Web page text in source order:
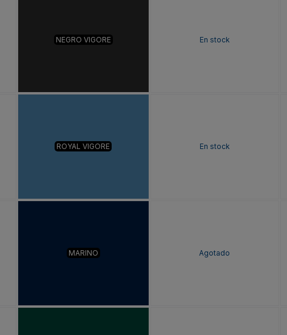
NEGRO VIGORE En stock
ROYAL VIGORE En stock
MARINO Agotado